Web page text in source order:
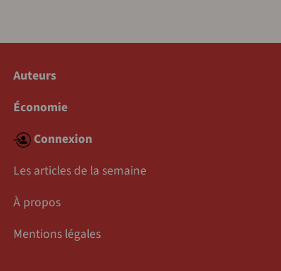
Auteurs
Économie
Connexion
Les articles de la semaine
À propos
Mentions légales